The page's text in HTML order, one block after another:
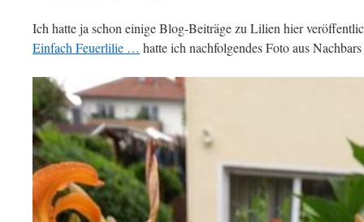
Ich hatte ja schon einige Blog-Beiträge zu Lilien hier
Einfach Feuerlilie … hatte ich nachfolgendes Foto aus